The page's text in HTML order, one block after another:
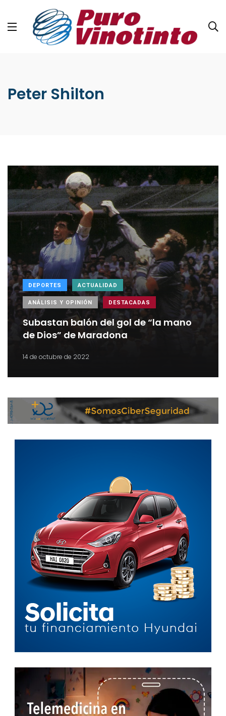
Peter Shilton
DEPORTES ACTUALIDAD
ANÁLISIS Y OPINIÓN DESTACADAS
Subastan balón del gol de “la mano
de Dios” de Maradona
14 de octubre de 2022